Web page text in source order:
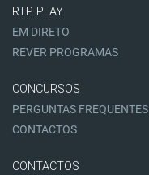
RTP PLAY
EM DIRETO
REVER PROGRAMAS
CONCURSOS
PERGUNTAS FREQUENTES
CONTACTOS
CONTACTOS